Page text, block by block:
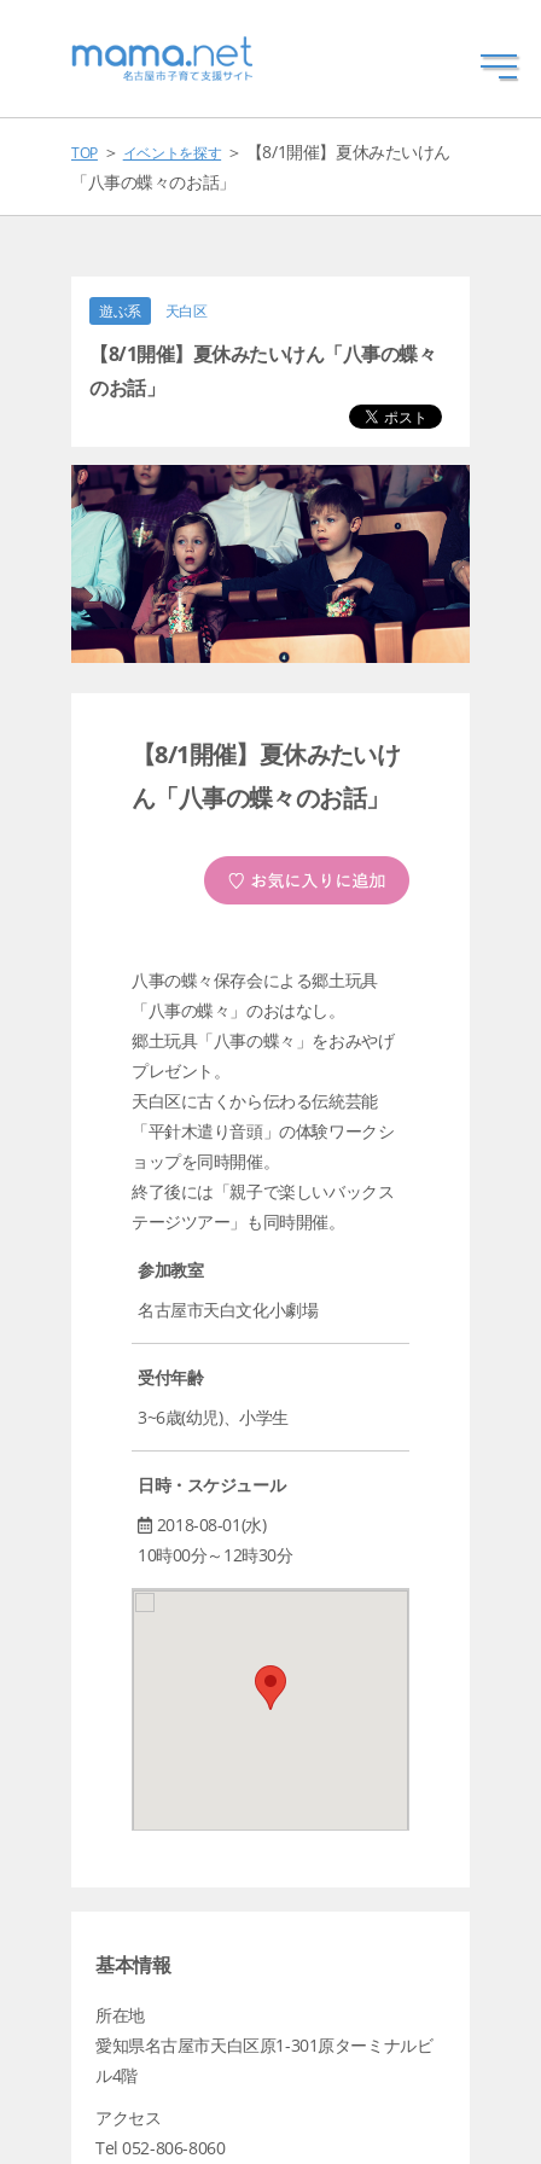
TOP＞ イベントを探す＞ 【8/1開催】夏休みたいけん
「八事の蝶々のお話」
遊ぶ系 天白区
【8/1開催】夏休みたいけん「八事の蝶々
のお話」
【8/1開催】夏休みたいけ
ん「八事の蝶々のお話」
八事の蝶々保存会による郷土玩具
「八事の蝶々」のおはなし。
郷土玩具「八事の蝶々」をおみやげ
プレゼント。
天白区に古くから伝わる伝統芸能
「平針木遣り音頭」の体験ワークシ
ョップを同時開催。
終了後には「親子で楽しいバックス
テージツアー」も同時開催。
参加教室
名古屋市天白文化小劇場
受付年齢
3~6歳(幼児)、小学生
日時・スケジュール
2018-08-01(水)
10時00分～12時30分
基本情報
所在地
愛知県名古屋市天白区原1-301原ターミナルビ
ル4階
アクセス
Tel 052-806-8060